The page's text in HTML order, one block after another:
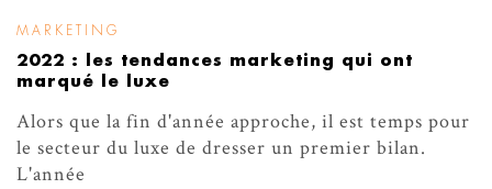
MARKETING
2022 : les tendances marketing qui ont
marqué le luxe
Alors que la fin d'année approche, il est temps pour
le secteur du luxe de dresser un premier bilan.
L'année